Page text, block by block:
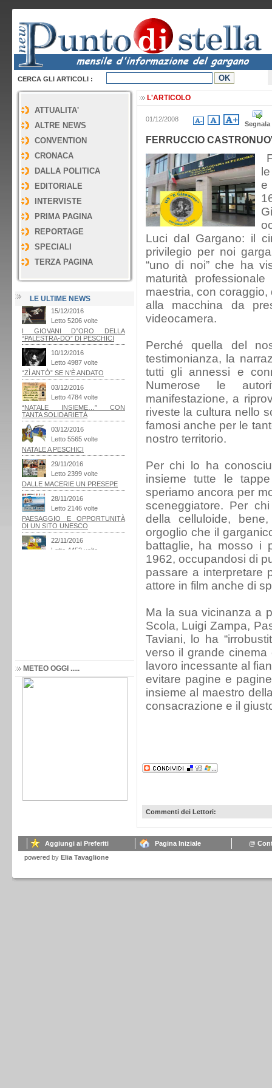
CERCA GLI ARTICOLI :
ATTUALITA'
ALTRE NEWS
CONVENTION
CRONACA
DALLA POLITICA
EDITORIALE
INTERVISTE
PRIMA PAGINA
REPORTAGE
SPECIALI
TERZA PAGINA
LE ULTIME NEWS
METEO OGGI .....
L'ARTICOLO
01/12/2008
Segnala
FERRUCCIO
e
Luci dal Gargano: il
privilegio per noi
“uno di noi” che ha
maturità
maestria, con
alla macchina da
videocamera.
Perché quella del
testimonianza, la
tutti gli annessi e
Numerose le
manifestazione, a
riveste la cultura nello
famosi anche per le
nostro territorio.
Per chi lo ha
insieme tutte le
speriamo ancora per
sceneggiatore. Per
della celluloide,
orgoglio che il
battaglie, ha mosso i
1962, occupandosi di
passare a interpretare
attore in film anche di
Ma la sua vicinanza a
Scola, Luigi Zampa,
Taviani, lo ha
verso il grande
lavoro incessante al
evitare pagine e
insieme al maestro
consacrazione e il
Commenti dei Lettori:
Aggiungi ai Preferiti Pagina Iniziale
@
powered by Elia Tavaglione